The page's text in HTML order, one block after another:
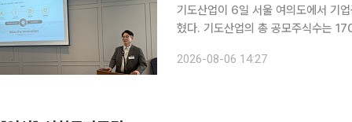
기도산업이 6일 서울 여의도에서 기
혔다. 기도산업의 총 공모주식수는 170만주이며, 1주당 공모 희망가 범위는 2만4800원~2만
자를 대상으로 수요예측을 진행했으
2026-08-06 14:27